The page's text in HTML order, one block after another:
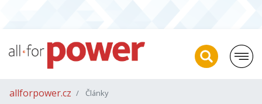
allforpower.cz Články